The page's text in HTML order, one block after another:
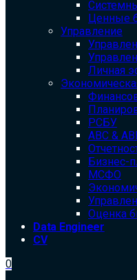
Ценные
Управление
Личная
РСБУ
ABC &
Бизнес-
МСФО
Оценка
Data Engineer
CV
0